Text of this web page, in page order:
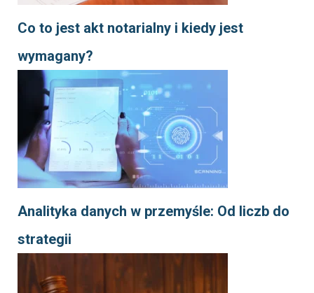
Co to jest akt notarialny i kiedy jest
wymagany?
Analityka danych w przemyśle: Od liczb do
strategii